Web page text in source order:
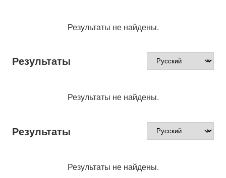
Результаты не найдены.
Результаты
Результаты не найдены.
Результаты
Результаты не найдены.